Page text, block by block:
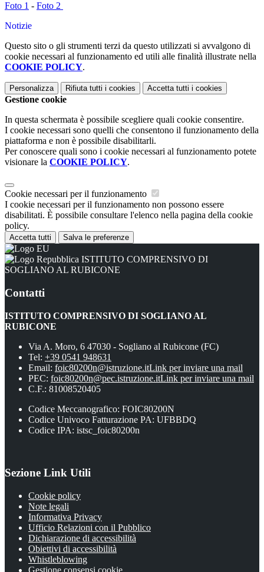
Foto 1 - Foto 2
Notizie
Questo sito o gli strumenti terzi da questo utilizzati si avvalgono di
cookie necessari al funzionamento ed utili alle finalità illustrate nella
COOKIE POLICY.
Personalizza Rifiuta tutti i cookies Accetta tutti i cookies
Gestione cookie
In questa schermata è possibile scegliere quali cookie consentire.
I cookie necessari sono quelli che consentono il funzionamento della
piattaforma e non è possibile disabilitarli.
Per conoscere quali sono i cookie necessari al funzionamento potete
visionare la COOKIE POLICY.
Cookie necessari per il funzionamento
I cookie necessari per il funzionamento non possono essere
disabilitati. È possibile consultare l'elenco nella pagina della cookie
policy.
Accetta tutti Salva le preferenze
ISTITUTO COMPRENSIVO DI
SOGLIANO AL RUBICONE
Contatti
ISTITUTO COMPRENSIVO DI SOGLIANO AL
RUBICONE
Via A. Moro, 6 47030 - Sogliano al Rubicone (FC)
Tel: +39 0541 948631
Email: foic80200n@istruzione.itLink per inviare una mail
PEC: foic80200n@pec.istruzione.itLink per inviare una mail
C.F.: 81008520405
Codice Meccanografico: FOIC80200N
Codice Univoco Fatturazione PA: UFBBDQ
Codice IPA: istsc_foic80200n
Sezione Link Utili
Cookie policy
Note legali
Informativa Privacy
Ufficio Relazioni con il Pubblico
Dichiarazione di accessibilità
Obiettivi di accessibilità
Whistleblowing
Gestione consensi cookie